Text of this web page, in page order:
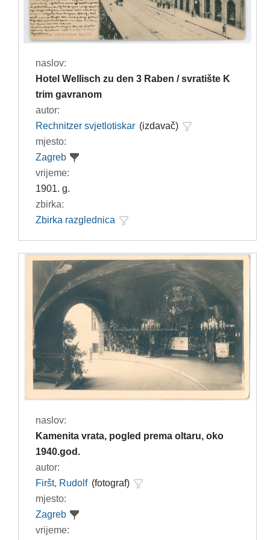
naslov:
Hotel Wellisch zu den 3 Raben / svratište K
trim gavranom
autor:
Rechnitzer svjetlotiskar (izdavač)
mjesto:
Zagreb
vrijeme:
1901. g.
zbirka:
Zbirka razglednica
naslov:
Kamenita vrata, pogled prema oltaru, oko
1940.god.
autor:
Firšt, Rudolf (fotograf)
mjesto:
Zagreb
vrijeme: